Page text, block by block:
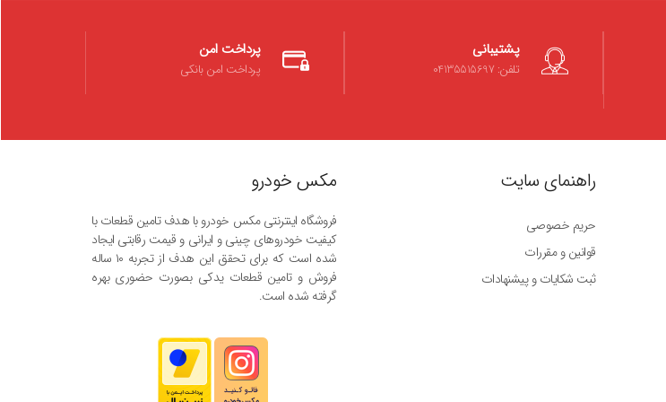
پرداخت امن
پرداخت امن بانکی
پشتیبانی
تلفن: 04135515697
مکس خودرو
فروشگاه اینترنتی مکس خودرو با هدف تامین قطعات با
کیفیت خودروهای چینی و ایرانی و قیمت رقابتی ایجاد
شده است که برای تحقق این هدف از تجربه ۱۰ ساله
فروش و تامین قطعات یدکی بصورت حضوری بهره
گرفته شده است.
راهنمای سایت
حریم خصوصی
قوانین و مقررات
ثبت شکایات و پیشنهادات